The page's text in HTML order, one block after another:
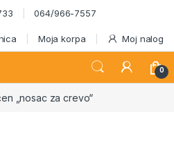
064/966-7557
Moja korpa Moj nalog
0
„nosac za crevo“